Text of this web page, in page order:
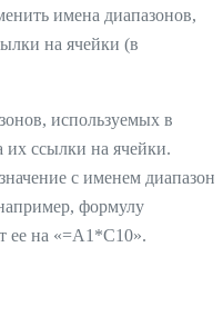
имена диапазонов,
на ячейки (в
используемых в
ссылки на ячейки.
с именем диапазона
формулу
ее на «=А1*С10».